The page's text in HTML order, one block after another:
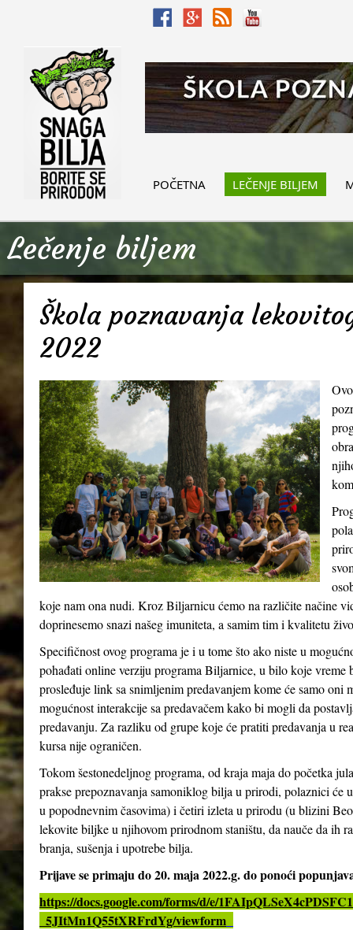
POČETNA LEČENJE BILJEM
Lečenje biljem
Škola poznavanja
2022
koje nam ona nudi. Kroz Biljarnicu ćemo na različite načine
doprinesemo snazi našeg imuniteta, a samim tim i kvalitetu
Specifičnost ovog programa je i u tome što ako niste u
pohađati online verziju programa Biljarnice, u bilo koje vreme
prosleđuje link sa snimljenim predavanjem kome će samo
mogućnost interakcije sa predavačem kako bi mogli da
predavanju. Za razliku od grupe koje će pratiti predavanja u
kursa nije ograničen.
Tokom šestonedeljnog programa, od kraja maja do početka
prakse prepoznavanja samoniklog bilja u prirodi, polaznici će
u popodnevnim časovima) i četiri izleta u prirodu (u blizini
lekovite biljke u njihovom prirodnom staništu, da nauče da ih
branja, sušenja i upotrebe bilja.
Prijave se primaju do 20. maja 2022.g. do ponoći
https://docs.google.com/forms/d/e/
_5JItMn1Q55tXRFrdYg/viewform